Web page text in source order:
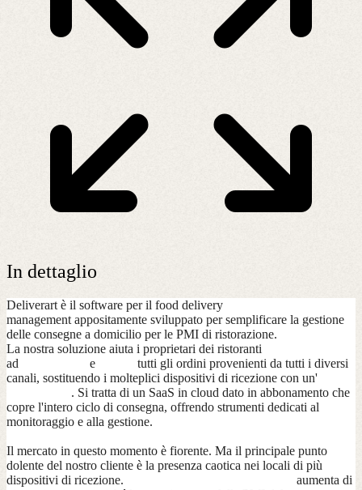
In dettaglio
Deliverart è il software per il food delivery
management appositamente sviluppato per semplificare la gestione
delle consegne a domicilio per le PMI di ristorazione.
La nostra soluzione aiuta i proprietari dei ristoranti
ad
e
tutti gli ordini provenienti da tutti i diversi
canali, sostituendo i molteplici dispositivi di ricezione con un'
. Si tratta di un SaaS in cloud dato in abbonamento che
copre l'intero ciclo di consegna, offrendo strumenti dedicati al
monitoraggio e alla gestione.
Il mercato in questo momento è fiorente. Ma il principale punto
dolente del nostro cliente è la presenza caotica nei locali di più
dispositivi di ricezione.
aumenta di